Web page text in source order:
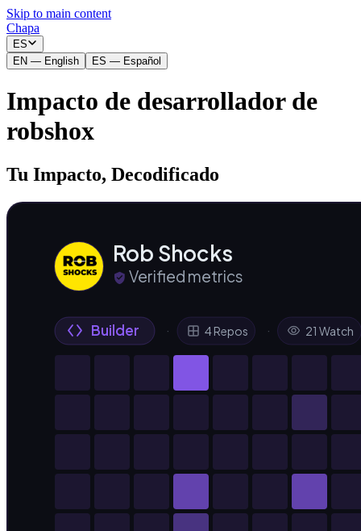
Skip to main content
Chapa
ES
EN — English ES — Español
Impacto de desarrollador de
robshox
Tu Impacto, Decodificado
Rob Shocks
Verified metrics
Builder · 4 Repos · 21 Watch